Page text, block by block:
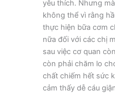
yêu thích. Nhưng
không thể vì rằng
thực hiện bữa cơm
nữa đối với các chị
sau việc cơ quan
còn phải chăm lo
chất chiếm hết sức
cảm thấy dễ cáu